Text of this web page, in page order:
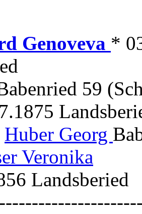
Genoveva *
59
Huber Georg
Veronika
Landsberied